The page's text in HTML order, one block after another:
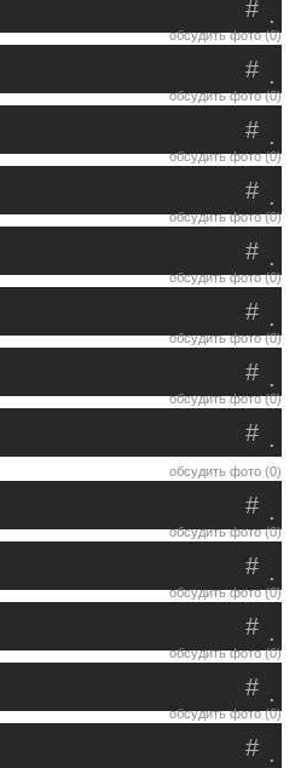
.
#
обсудить фото (0)
.
#
обсудить фото (0)
.
#
обсудить фото (0)
.
#
обсудить фото (0)
.
#
обсудить фото (0)
.
#
обсудить фото (0)
.
#
обсудить фото (0)
.
#
обсудить фото (0)
.
#
обсудить фото (0)
.
#
обсудить фото (0)
.
#
обсудить фото (0)
.
#
обсудить фото (0)
.
#